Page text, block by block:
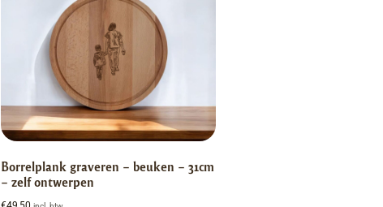
Borrelplank graveren – beuken – 31cm
– zelf ontwerpen